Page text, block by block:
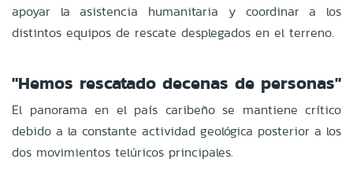
apoyar la asistencia humanitaria y coordinar a los
distintos equipos de rescate desplegados en el terreno.
"Hemos rescatado decenas de personas"
El panorama en el país caribeño se mantiene crítico
debido a la constante actividad geológica posterior a los
dos movimientos telúricos principales.